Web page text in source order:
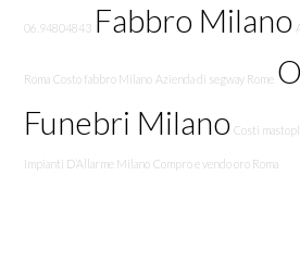
06.94804843 Fabbro Milano
Roma Costo fabbro Milano Azienda di segway Rome
Funebri Milano Costi
Impianti D’Allarme Milano Compro e vendo oro Roma